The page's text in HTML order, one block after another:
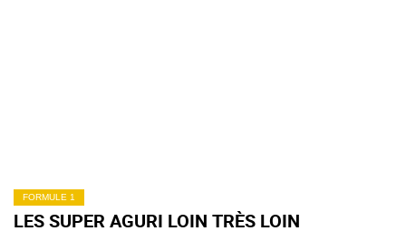
FORMULE 1
LES SUPER AGURI LOIN TRÈS LOIN